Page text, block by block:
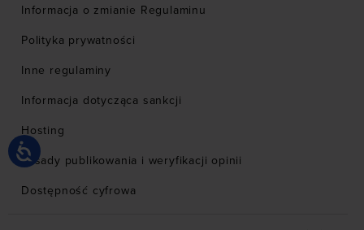
Informacja o zmianie Regulaminu
Polityka prywatności
Inne regulaminy
Informacja dotycząca sankcji
Hosting
Zasady publikowania i weryfikacji opinii
Dostępność cyfrowa